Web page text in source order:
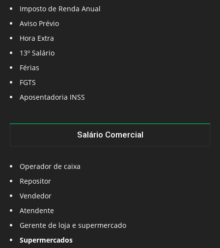
Imposto de Renda Anual
Aviso Prévio
Hora Extra
13º Salário
Férias
FGTS
Aposentadoria INSS
Salário Comercial
Operador de caixa
Repositor
Vendedor
Atendente
Gerente de loja e supermercado
Supermercados